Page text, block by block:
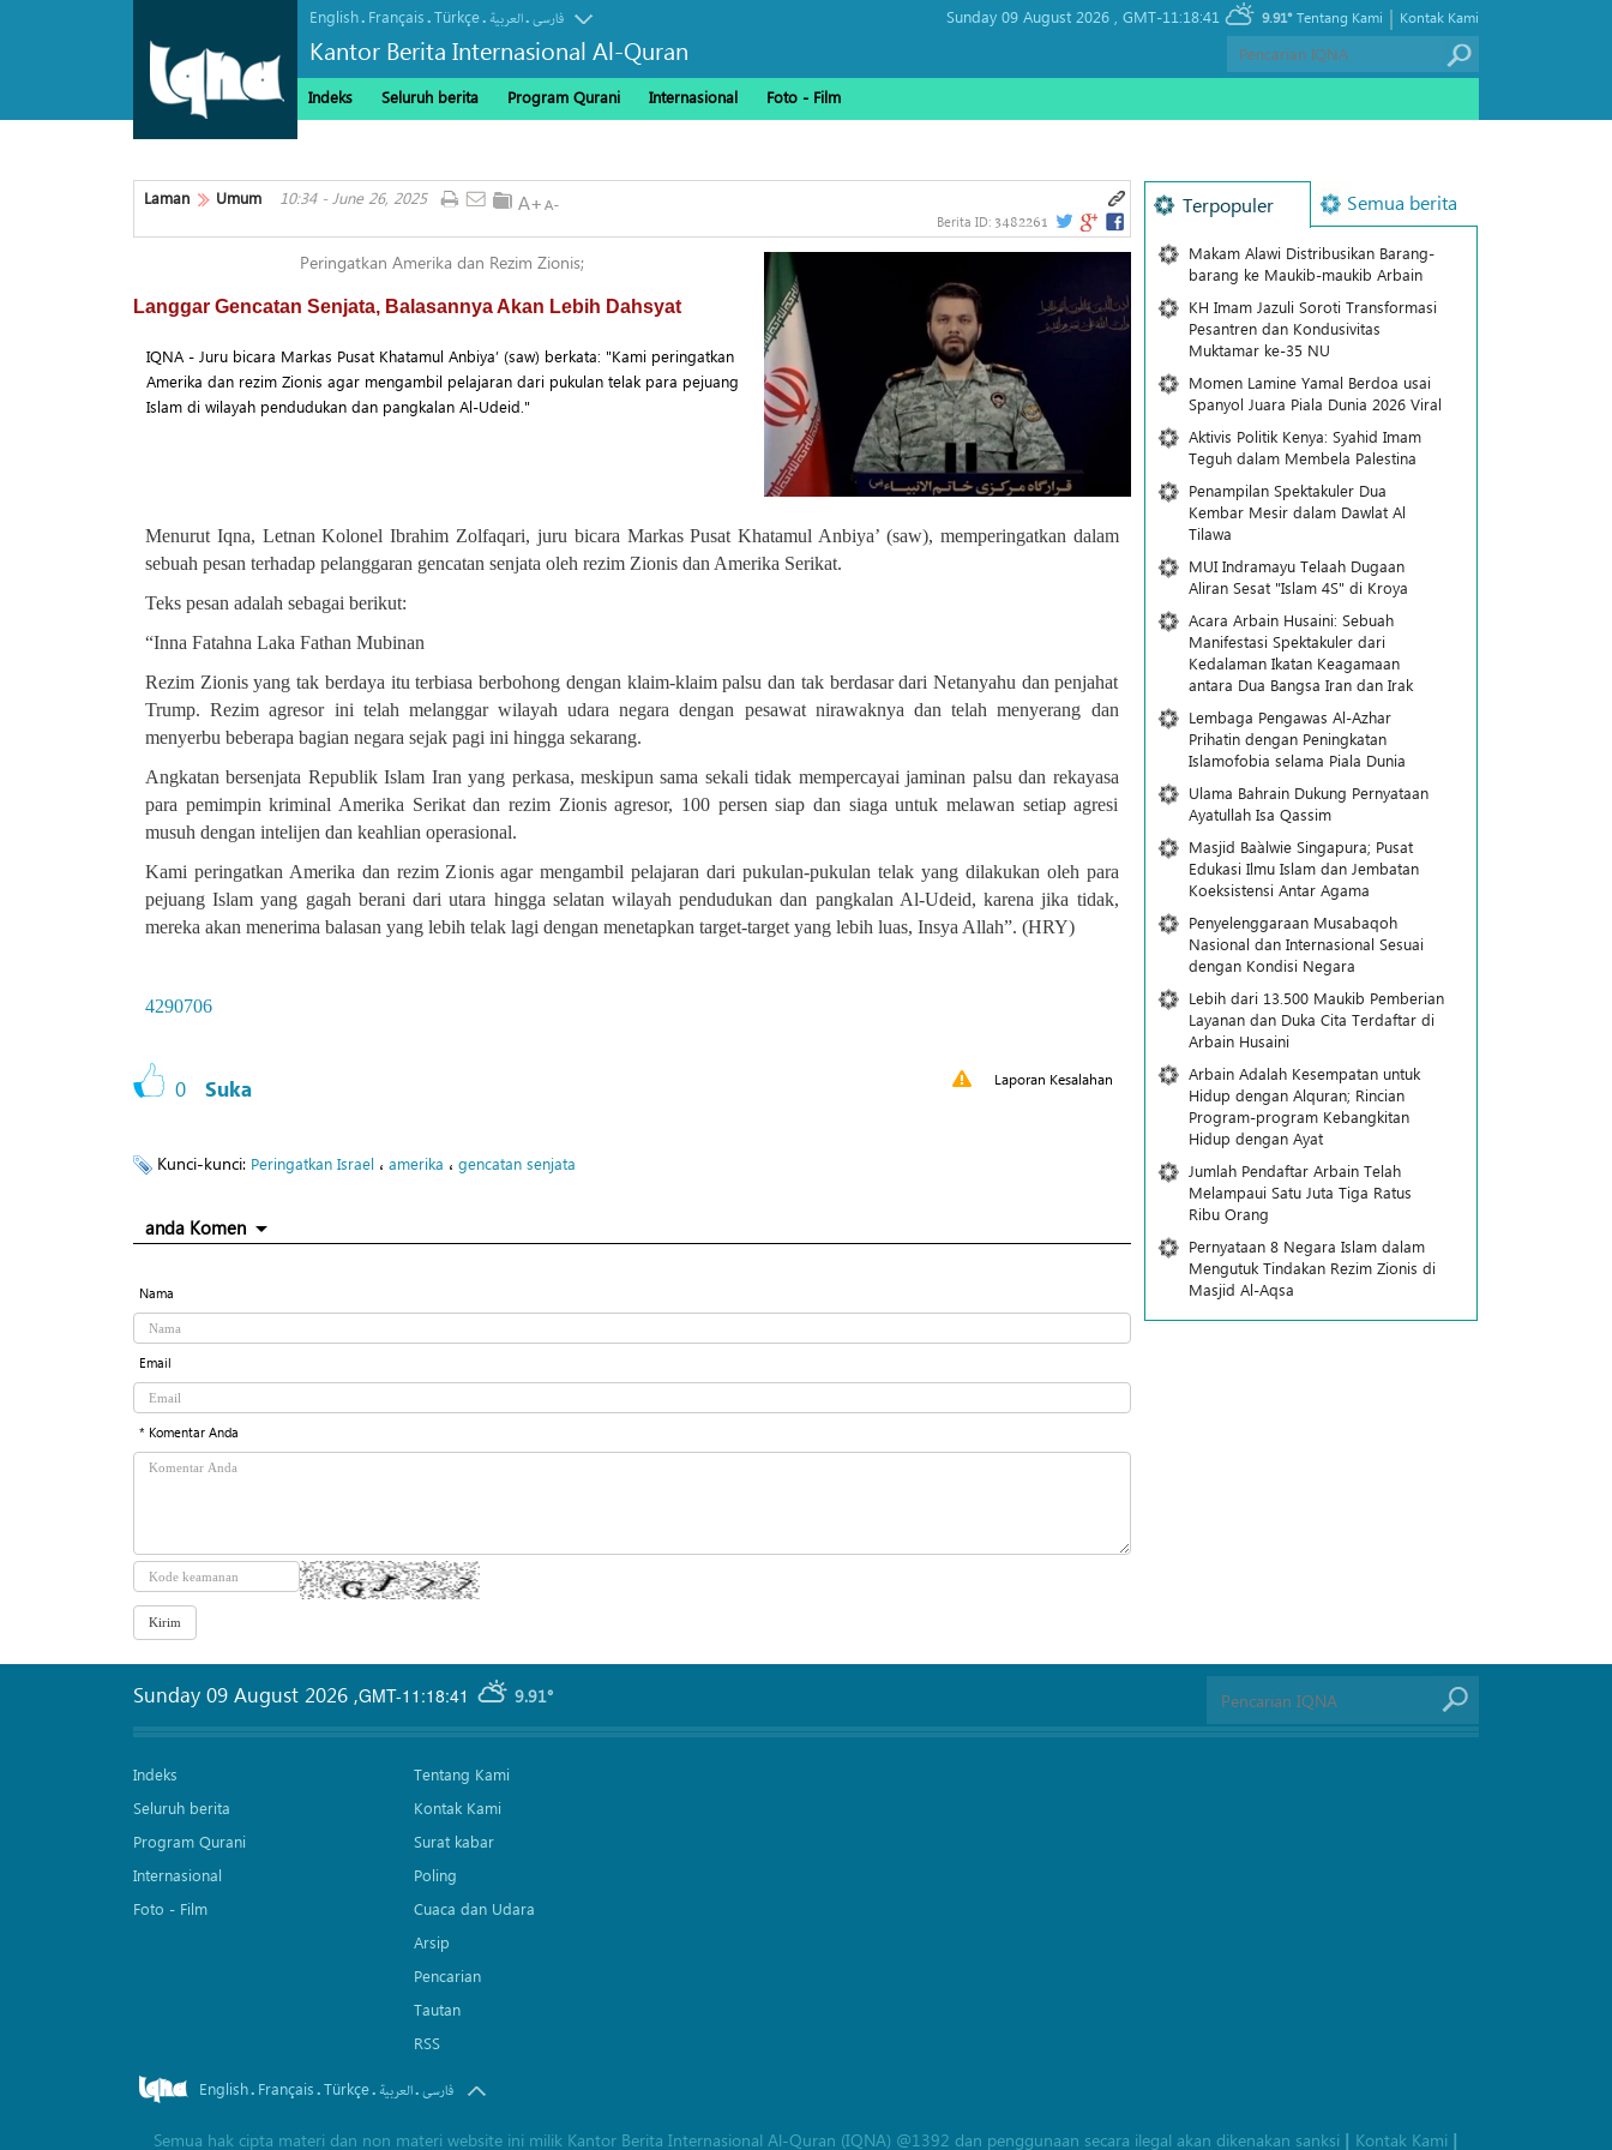
English. Français.Türkçe. العربیة.فارسی
Kantor Berita Internasional Al-Quran
Sunday 09 August 2026 , GMT-11:18:41 9.91° Kontak Kami
|
Tentang Kami
Indeks Seluruh berita Program Qurani Internasional Foto - Film
Laman Umum 10:34 - June 26, 2025
Berita ID: 3482261
Peringatkan Amerika dan Rezim Zionis;
Langgar Gencatan Senjata, Balasannya Akan Lebih Dahsyat
IQNA - Juru bicara Markas Pusat Khatamul Anbiya’ (saw) berkata: "Kami peringatkan
Amerika dan rezim Zionis agar mengambil pelajaran dari pukulan telak para pejuang
Islam di wilayah pendudukan dan pangkalan Al-Udeid."
Menurut Iqna, Letnan Kolonel Ibrahim Zolfaqari, juru bicara Markas Pusat Khatamul Anbiya’ (saw), memperingatkan dalam
sebuah pesan terhadap pelanggaran gencatan senjata oleh rezim Zionis dan Amerika Serikat.
Teks pesan adalah sebagai berikut:
“Inna Fatahna Laka Fathan Mubinan
Rezim Zionis yang tak berdaya itu terbiasa berbohong dengan klaim-klaim palsu dan tak berdasar dari Netanyahu dan penjahat
Trump. Rezim agresor ini telah melanggar wilayah udara negara dengan pesawat nirawaknya dan telah menyerang dan
menyerbu beberapa bagian negara sejak pagi ini hingga sekarang.
Angkatan bersenjata Republik Islam Iran yang perkasa, meskipun sama sekali tidak mempercayai jaminan palsu dan rekayasa
para pemimpin kriminal Amerika Serikat dan rezim Zionis agresor, 100 persen siap dan siaga untuk melawan setiap agresi
musuh dengan intelijen dan keahlian operasional.
Kami peringatkan Amerika dan rezim Zionis agar mengambil pelajaran dari pukulan-pukulan telak yang dilakukan oleh para
pejuang Islam yang gagah berani dari utara hingga selatan wilayah pendudukan dan pangkalan Al-Udeid, karena jika tidak,
mereka akan menerima balasan yang lebih telak lagi dengan menetapkan target-target yang lebih luas, Insya Allah”. (HRY)
4290706
0 Suka Laporan Kesalahan
Kunci-kunci: Peringatkan Israel ، amerika ، gencatan senjata
anda Komen
Nama
Email
* Komentar Anda
Terpopuler Semua berita
Makam Alawi Distribusikan Barang-
barang ke Maukib-maukib Arbain
KH Imam Jazuli Soroti Transformasi
Pesantren dan Kondusivitas
Muktamar ke-35 NU
Momen Lamine Yamal Berdoa usai
Spanyol Juara Piala Dunia 2026 Viral
Aktivis Politik Kenya: Syahid Imam
Teguh dalam Membela Palestina
Penampilan Spektakuler Dua
Kembar Mesir dalam Dawlat Al
Tilawa
MUI Indramayu Telaah Dugaan
Aliran Sesat "Islam 4S" di Kroya
Acara Arbain Husaini: Sebuah
Manifestasi Spektakuler dari
Kedalaman Ikatan Keagamaan
antara Dua Bangsa Iran dan Irak
Lembaga Pengawas Al-Azhar
Prihatin dengan Peningkatan
Islamofobia selama Piala Dunia
Ulama Bahrain Dukung Pernyataan
Ayatullah Isa Qassim
Masjid Ba`alwie Singapura; Pusat
Edukasi Ilmu Islam dan Jembatan
Koeksistensi Antar Agama
Penyelenggaraan Musabaqoh
Nasional dan Internasional Sesuai
dengan Kondisi Negara
Lebih dari 13.500 Maukib Pemberian
Layanan dan Duka Cita Terdaftar di
Arbain Husaini
Arbain Adalah Kesempatan untuk
Hidup dengan Alquran; Rincian
Program-program Kebangkitan
Hidup dengan Ayat
Jumlah Pendaftar Arbain Telah
Melampaui Satu Juta Tiga Ratus
Ribu Orang
Pernyataan 8 Negara Islam dalam
Mengutuk Tindakan Rezim Zionis di
Masjid Al-Aqsa
GMT-11:18:41 9.91°
Sunday 09 August 2026 ,
Indeks
Seluruh berita
Program Qurani
Internasional
Foto - Film
Tentang Kami
Kontak Kami
Surat kabar
Poling
Cuaca dan Udara
Arsip
Pencarian
Tautan
RSS
English. Français.Türkçe. العربیة.فارسی
Semua hak cipta materi dan non materi website ini milik Kantor Berita Internasional Al-Quran (IQNA) @1392 dan penggunaan secara ilegal akan dikenakan sanksi | Kontak Kami |